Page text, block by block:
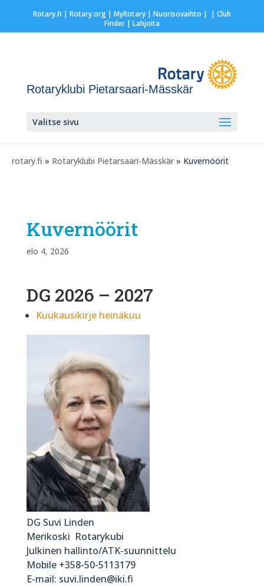
Rotary.fi | Rotary.org| MyRotary | Nuorisovaihto | | Club
Finder| Lahjoita
Rotaryklubi Pietarsaari-Mässkär
Valitse sivu
rotary.fi » Rotaryklubi Pietarsaari-Mässkär » Kuvernöörit
Kuvernöörit
elo 4, 2026
DG 2026 – 2027
Kuukausikirje heinäkuu
DG Suvi Linden
Merikoski Rotarykubi
Julkinen hallinto/ATK-suunnittelu
Mobile +358-50-5113179
E-mail: suvi.linden@iki.fi